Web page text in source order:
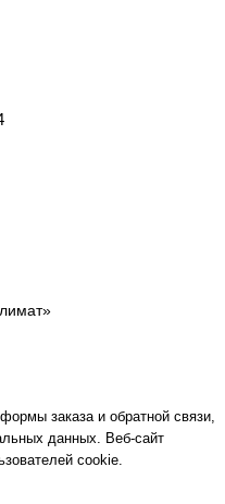
заказа и обратной связи,
данных. Веб-сайт
cookie.